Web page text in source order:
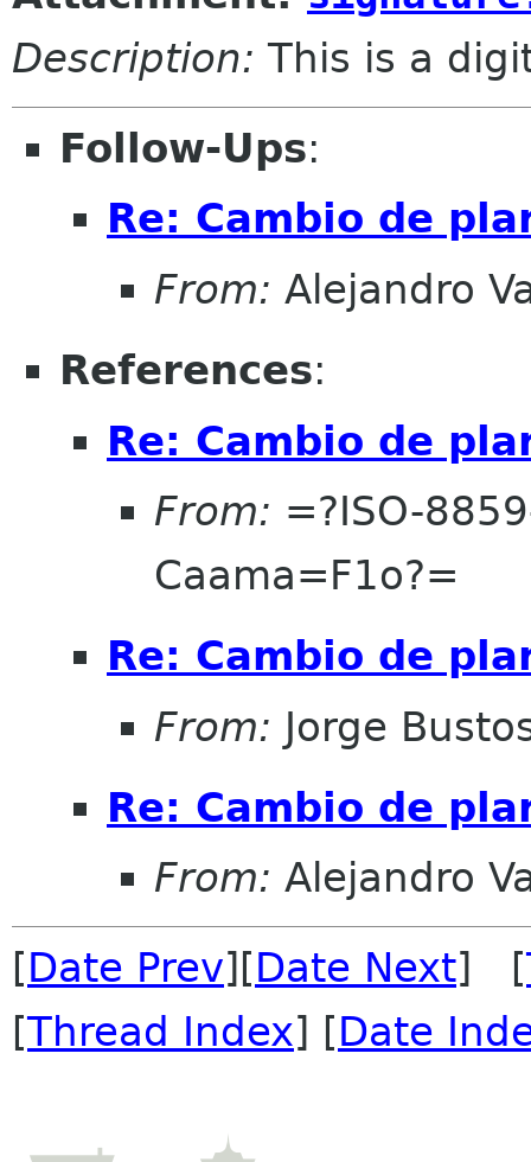
Description: This is a
Follow-Ups:
Re: Cambio de
From: Alejandro
References:
Re: Cambio de
From: =?ISO-
Caama=F1o?=
Re: Cambio de
From: Jorge
Re: Cambio de
From: Alejandro
[Date Prev][Date Next] [
[Thread Index] [Date